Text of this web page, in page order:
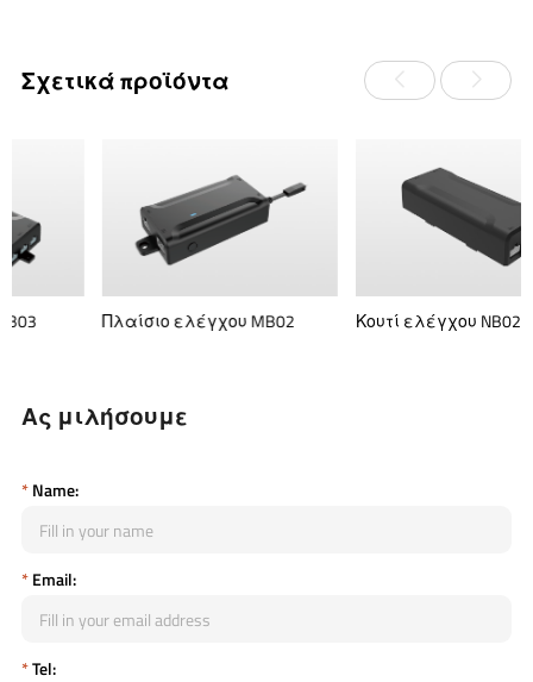
Σχετικά προϊόντα
Πλαίσιο ελέγχου MB02 Κουτί ελέγχου NB02
Ας μιλήσουμε
*Name:
*Email:
*Tel: